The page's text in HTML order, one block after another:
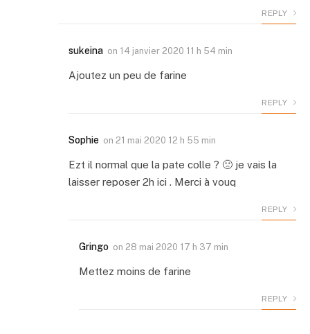
REPLY
sukeina on 14 janvier 2020 11 h 54 min
Ajoutez un peu de farine
REPLY
Sophie on 21 mai 2020 12 h 55 min
Ezt il normal que la pate colle ? 🙁 je vais la
laisser reposer 2h ici . Merci à vouq
REPLY
Gringo on 28 mai 2020 17 h 37 min
Mettez moins de farine
REPLY